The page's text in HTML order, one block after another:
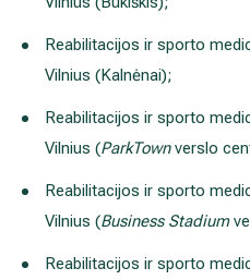
Apie mus
Facebook
Instagram